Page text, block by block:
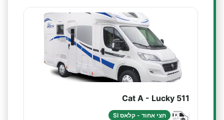
Cat A - Lucky 511
חצי אחוד - קלאס SI